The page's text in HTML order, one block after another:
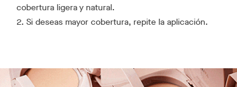
cobertura ligera y natural.
2. Si deseas mayor cobertura, repite la aplicación.